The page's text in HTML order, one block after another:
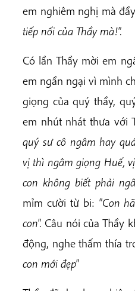
em nghiêm nghị mà
tiếp nối của Thầy mà!".
Có lần Thầy mời em
em ngần ngại vì mình
giọng của quý thầy,
em nhút nhát thưa với
quý sư cô ngâm hay
vị thì ngâm giọng Huế, vị
con không biết phải
mỉm cười từ bi: "Con
con". Câu nói của Thầy
động, nghe thấm thía
con mới đẹp"